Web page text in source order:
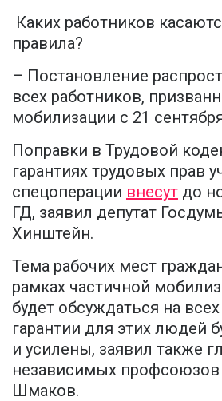
Каких работников
правила?
– Постановление
всех работников,
мобилизации с 21
Поправки в Трудовой
гарантиях трудовых прав
спецоперации внесут до
ГД, заявил депутат
Хинштейн.
Тема рабочих мест
рамках частичной
будет обсуждаться на
гарантии для этих людей
и усилены, заявил также
независимых
Шмаков.